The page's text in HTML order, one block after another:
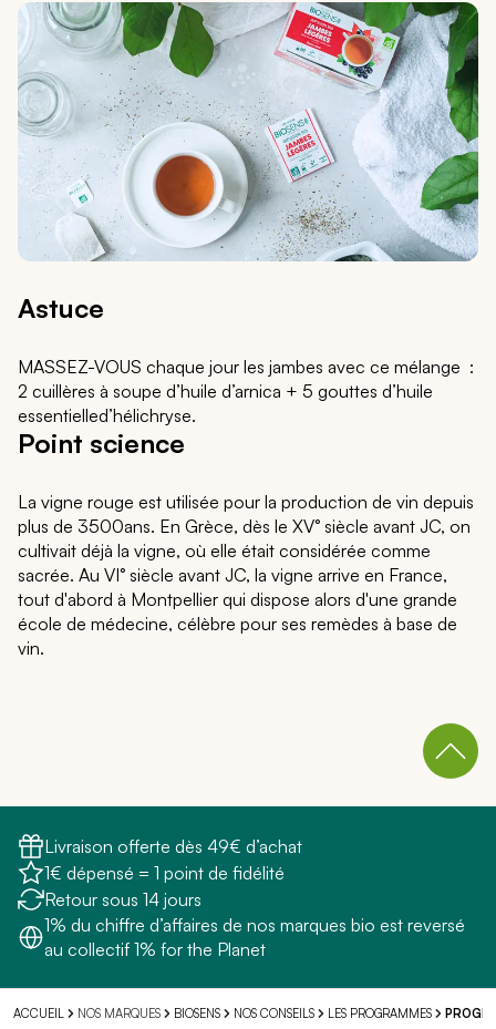
Astuce
MASSEZ-VOUS chaque jour les jambes avec ce mélange :
2 cuillères à soupe d’huile d’arnica + 5 gouttes d’huile
essentielled’hélichryse.
Point science
La vigne rouge est utilisée pour la production de vin depuis
plus de 3500ans. En Grèce, dès le XV° siècle avant JC, on
cultivait déjà la vigne, où elle était considérée comme
sacrée. Au VI° siècle avant JC, la vigne arrive en France,
tout d'abord à Montpellier qui dispose alors d'une grande
école de médecine, célèbre pour ses remèdes à base de
vin.
Livraison offerte dès 49€ d’achat
1€ dépensé = 1 point de fidélité
Retour sous 14 jours
1% du chiffre d’affaires de nos marques bio est reversé
au collectif 1% for the Planet
ACCUEIL NOS MARQUES BIOSENS NOS CONSEILS LES PROGRAMMES